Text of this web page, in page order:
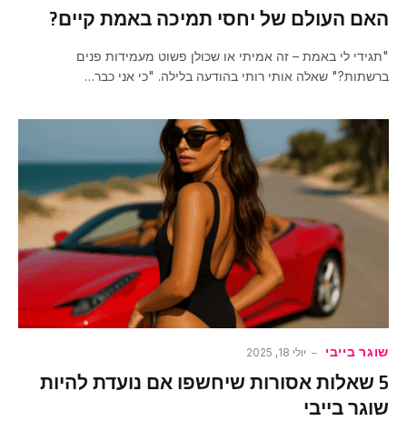
האם העולם של יחסי תמיכה באמת קיים?
"תגידי לי באמת – זה אמיתי או שכולן פשוט מעמידות פנים
ברשתות?" שאלה אותי רותי בהודעה בלילה. "כי אני כבר…
שוגר בייבי יולי 18, 2025
5 שאלות אסורות שיחשפו אם נועדת להיות
שוגר בייבי